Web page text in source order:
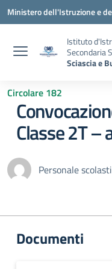
Vai ai contenuti
Vai al menu di navigazione
Vai al footer
Ministero dell'Istruzione e
Istituto
Secondaria
Sciascia e
Circolare 182
Classe 2T –
Personale
Documenti